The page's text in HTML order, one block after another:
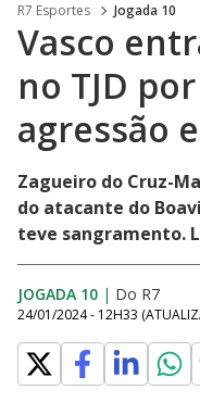
R7 Esportes Jogada 10
Vasco
no TJD
agressão
Zagueiro do Cruz-
do atacante do
teve sangramento.
JOGADA 10 | Do R7
24/01/2024 - 12H33